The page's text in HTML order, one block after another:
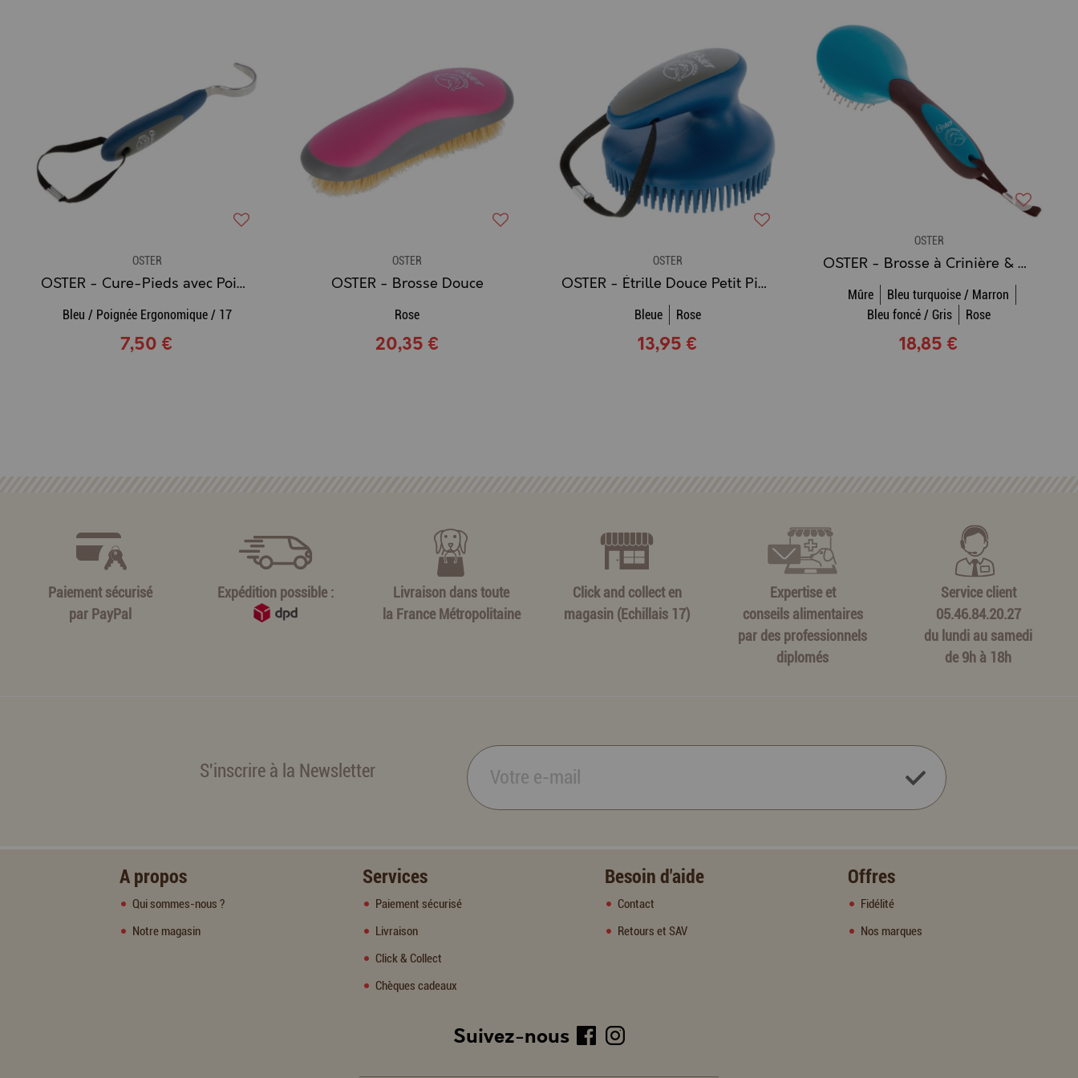
OSTER
OSTER - Cure-Pieds avec Poignée Ergonomique
Bleu / Poignée Ergonomique / 17
7,50 €
OSTER
OSTER - Brosse Douce
Rose
20,35 €
OSTER
OSTER - Étrille Douce Petit Picots avec Poignée Ergonomique
Bleue Rose
13,95 €
OSTER
OSTER - Brosse à Crinière & Queue
Mûre
Bleu turquoise / Marron
Bleu foncé / Gris
Rose
18,85 €
Paiement sécurisé
par PayPal
Expédition possible :
Livraison dans toute
la France Métropolitaine
Click and collect en
magasin (Echillais 17)
Expertise et
conseils alimentaires
par des professionnels
diplomés
Service client
05.46.84.20.27
du lundi au samedi
de 9h à 18h
S'inscrire à la Newsletter
A propos
Qui sommes-nous ?
Notre magasin
Services
Paiement sécurisé
Livraison
Click & Collect
Chèques cadeaux
Besoin d'aide
Contact
Retours et SAV
Offres
Fidélité
Nos marques
Suivez-nous